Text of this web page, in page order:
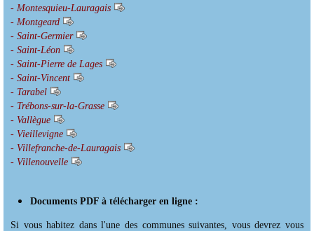
- Montesquieu-Lauragais
- Montgeard
- Saint-Germier
- Saint-Léon
- Saint-Pierre de Lages
- Saint-Vincent
- Tarabel
- Trébons-sur-la-Grasse
- Vallègue
- Vieillevigne
- Villefranche-de-Lauragais
- Villenouvelle
Documents PDF à télécharger en ligne :
Si vous habitez dans l'une des communes suivantes, vous devrez vous